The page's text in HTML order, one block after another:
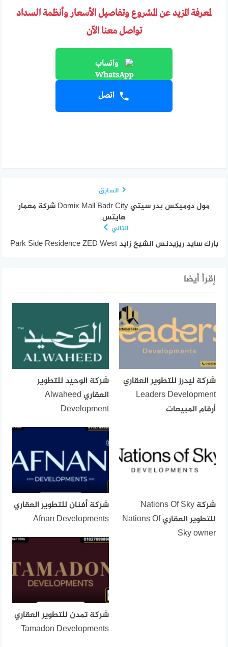
لمعرفة المزيد عن المشروع وتفاصيل الأسعار وأنظمة السداد
تواصل معنا الآن
واتساب
اتصل
السابق
مول دوميكس بدر سيتي Domix Mall Badr City شركة معمار
هايتس
التالي
بارك سايد ريزيدنس الشيخ زايد Park Side Residence ZED West
إقرأ أيضا
شركة ليدرز للتطوير العقاري
Leaders Development
أرقام المبيعات
شركة الوحيد للتطوير
العقاري Alwaheed
Development
شركة Nations Of Sky
للتطوير العقاري Nations Of
Sky owner
شركة أفنان للتطوير العقاري
Afnan Developments
شركة تمدن للتطوير العقاري
Tamadon Developments